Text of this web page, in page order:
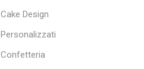
Cake Design
Personalizzati
Confetteria